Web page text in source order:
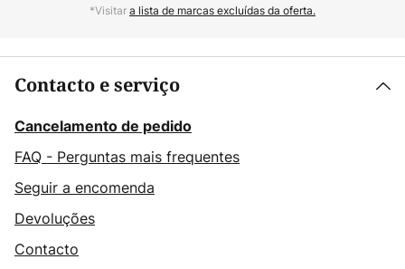
*Visitara lista de marcas excluídas da oferta.
Contacto e serviço
Cancelamento de pedido
FAQ - Perguntas mais frequentes
Seguir a encomenda
Devoluções
Contacto